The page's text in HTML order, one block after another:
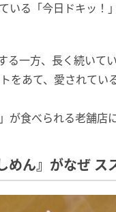
いる「今日ドキッ！
一方、長く続いて
をあて、愛されてい
食べられる老舗店
ん』がなぜ ス